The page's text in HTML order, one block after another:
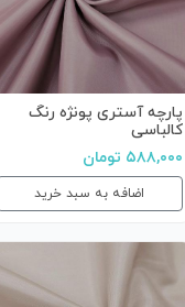
پارچه آستری پونژه رنگ
کالباسی
۵۸۸,۰۰۰ تومان
اضافه به سبد خرید